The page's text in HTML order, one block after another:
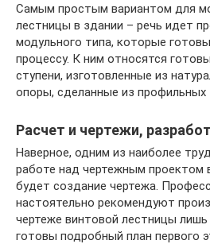
Самым простым вариантом для
лестницы в здании – речь идет
модульного типа, которые
процессу. К ним относятся
ступени, изготовленные из
опоры, сделанные из профильных
Расчет и чертежи,
Наверное, одним из наиболее
работе над чертежным проектом
будет создание чертежа.
настоятельно рекомендуют
чертеже винтовой лестницы
готовы подробный план первого